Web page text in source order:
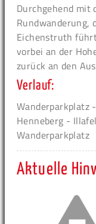
Durchgehend mit
Rundwanderung,
Eichenstruth
vorbei an der
zurück an den
Verlauf:
Wanderparkplatz
Henneberg -
Wanderparkplatz
Aktuelle